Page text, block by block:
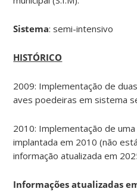
Sistema: semi-intensivo
HISTÓRICO
2009: Implementação de
aves poedeiras em sistema
2010: Implementação de
implantada em 2010 (não
informação atualizada em
Informações atualizadas